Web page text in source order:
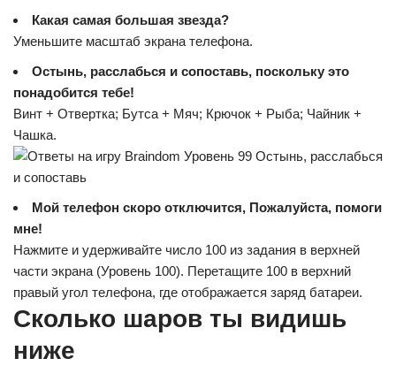
Какая самая большая звезда?
Уменьшите масштаб экрана телефона.
Остынь, расслабься и сопоставь, поскольку это
понадобится тебе!
Винт + Отвертка; Бутса + Мяч; Крючок + Рыба; Чайник +
Чашка.
Мой телефон скоро отключится, Пожалуйста, помоги
мне!
Нажмите и удерживайте число 100 из задания в верхней
части экрана (Уровень 100). Перетащите 100 в верхний
правый угол телефона, где отображается заряд батареи.
Сколько шаров ты видишь
ниже